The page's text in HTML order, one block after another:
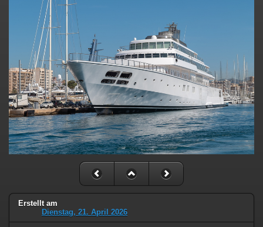
Erstellt am
Dienstag, 21. April 2026